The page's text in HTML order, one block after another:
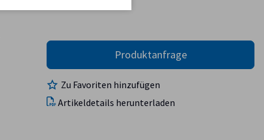
Zu Favoriten hinzufügen
Artikeldetails herunterladen